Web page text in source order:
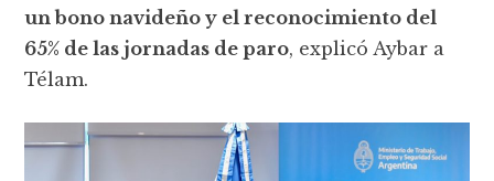
un bono navideño y el reconocimiento del
65% de las jornadas de paro, explicó Aybar a
Télam.